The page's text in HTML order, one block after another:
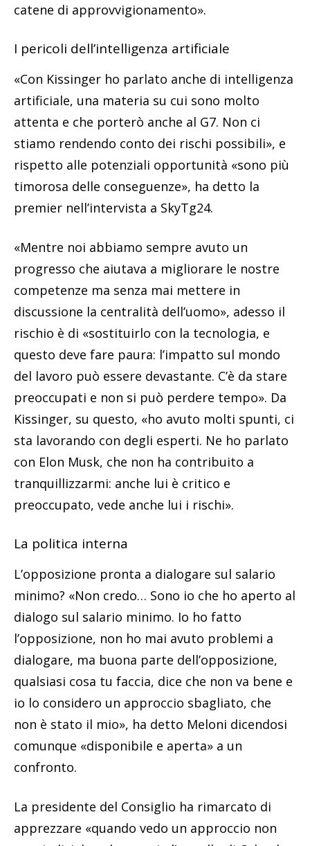
catene di approvvigionamento».
I pericoli dell’intelligenza artificiale
«Con Kissinger ho parlato anche di intelligenza
artificiale, una materia su cui sono molto
attenta e che porterò anche al G7. Non ci
stiamo rendendo conto dei rischi possibili», e
rispetto alle potenziali opportunità «sono più
timorosa delle conseguenze», ha detto la
premier nell’intervista a SkyTg24.
«Mentre noi abbiamo sempre avuto un
progresso che aiutava a migliorare le nostre
competenze ma senza mai mettere in
discussione la centralità dell’uomo», adesso il
rischio è di «sostituirlo con la tecnologia, e
questo deve fare paura: l’impatto sul mondo
del lavoro può essere devastante. C’è da stare
preoccupati e non si può perdere tempo». Da
Kissinger, su questo, «ho avuto molti spunti, ci
sta lavorando con degli esperti. Ne ho parlato
con Elon Musk, che non ha contribuito a
tranquillizzarmi: anche lui è critico e
preoccupato, vede anche lui i rischi».
La politica interna
L’opposizione pronta a dialogare sul salario
minimo? «Non credo… Sono io che ho aperto al
dialogo sul salario minimo. Io ho fatto
l’opposizione, non ho mai avuto problemi a
dialogare, ma buona parte dell’opposizione,
qualsiasi cosa tu faccia, dice che non va bene e
io lo considero un approccio sbagliato, che
non è stato il mio», ha detto Meloni dicendosi
comunque «disponibile e aperta» a un
confronto.
La presidente del Consiglio ha rimarcato di
apprezzare «quando vedo un approccio non